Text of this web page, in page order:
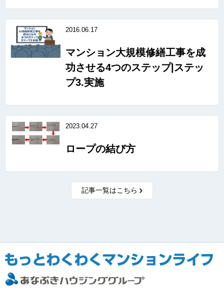
2016.06.17
マンション大規模修繕工事を成
功させる4つのステップ|ステッ
プ3.実施
2023.04.27
ロープの結び方
記事一覧はこちら